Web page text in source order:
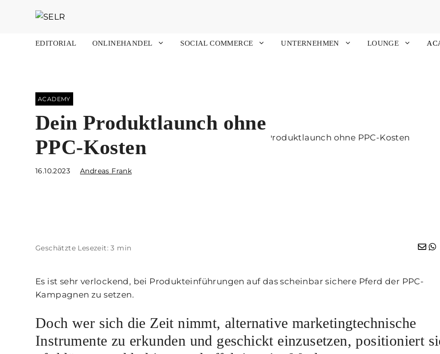
EDITORIAL ONLINEHANDEL SOCIAL COMMERCE UNTERNEHMEN LOUNGE
ACADEMY
Dein Produktlaunch ohne
PPC-Kosten
16.10.2023 Andreas Frank
Geschätzte Lesezeit: 3 min
Es ist sehr verlockend, bei Produkteinführungen auf das scheinbar sichere Pferd der PPC-
Kampagnen zu setzen.
Doch wer sich die Zeit nimmt, alternative marketingtechnische
Instrumente zu erkunden und geschickt einzusetzen, positioniert